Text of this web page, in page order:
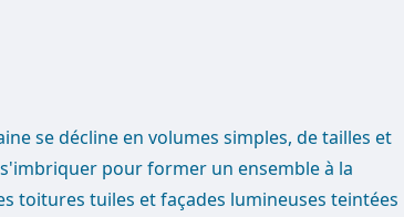
se décline en volumes simples, de tailles et
pour former un ensemble à la
toitures tuiles et façades lumineuses teintées